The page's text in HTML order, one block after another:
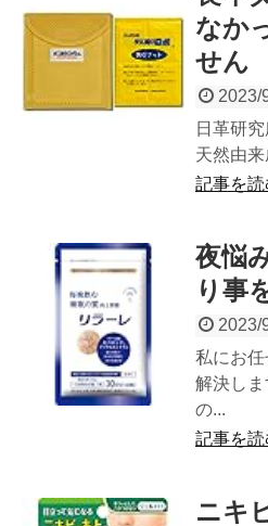
なか
せん
2023/
日革研
天然由
記事を読
夜悩
り事
2023/
私にお
解決し
の...
記事を読
ニキ